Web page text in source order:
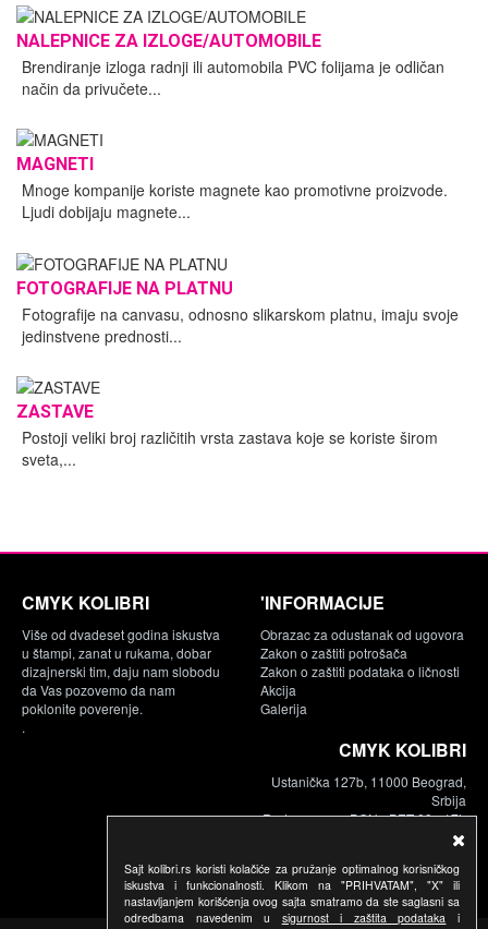
NALEPNICE ZA IZLOGE/AUTOMOBILE
Brendiranje izloga radnji ili automobila PVC folijama je odličan
način da privučete...
MAGNETI
Mnoge kompanije koriste magnete kao promotivne proizvode.
Ljudi dobijaju magnete...
FOTOGRAFIJE NA PLATNU
Fotografije na canvasu, odnosno slikarskom platnu, imaju svoje
jedinstvene prednosti...
ZASTAVE
Postoji veliki broj različitih vrsta zastava koje se koriste širom
sveta,...
CMYK KOLIBRI
Više od dvadeset godina iskustva
u štampi, zanat u rukama, dobar
dizajnerski tim, daju nam slobodu
da Vas pozovemo da nam
poklonite poverenje.
.
'INFORMACIJE
Obrazac za odustanak od ugovora
Zakon o zaštiti potrošača
Zakon o zaštiti podataka o ličnosti
Akcija
Galerija
CMYK KOLIBRI
Ustanička 127b, 11000 Beograd,
Srbija
Radno vreme: PON - PET 09 - 17h
Telefon:
063.108.33.55
email: info@kolibri.rs
Sajt kolibri.rs koristi kolačiće za pružanje optimalnog korisničkog
iskustva i funkcionalnosti. Klikom na "PRIHVATAM", "X" ili
nastavljanjem korišćenja ovog sajta smatramo da ste saglasni sa
odredbama navedenim u sigurnost i zaštita podataka i